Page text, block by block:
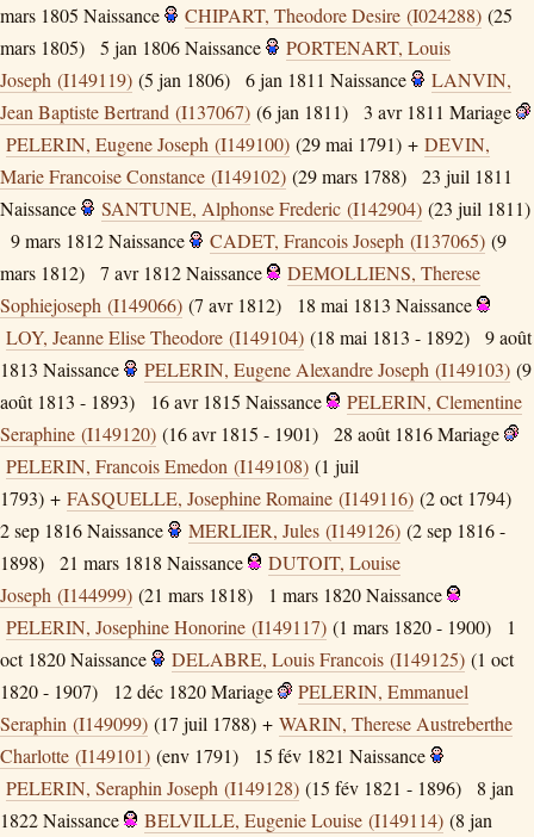
mars 1805 Naissance CHIPART, Theodore Desire (I024288) (25
mars 1805)
5 jan 1806Naissance
PORTENART, Louis
Joseph (I149119) (5 jan 1806) 6 jan 1811 Naissance
LANVIN,
Jean Baptiste Bertrand (I137067) (6 jan 1811) 3 avr 1811 Mariage
PELERIN, Eugene Joseph (I149100) (29 mai 1791) + DEVIN,
Marie Francoise Constance (I149102) (29 mars 1788)
23 juil 1811
Naissance
SANTUNE, Alphonse Frederic (I142904) (23 juil 1811)
9 mars 1812Naissance CADET, Francois Joseph (I137065) (9
mars 1812)
7 avr 1812Naissance
DEMOLLIENS, Therese
Sophiejoseph (I149066) (7 avr 1812) 18 mai 1813 Naissance
LOY, Jeanne Elise Theodore (I149104) (18 mai 1813 - 1892)
9 août
1813 Naissance PELERIN, Eugene Alexandre Joseph (I149103) (9
août 1813 - 1893)
16 avr 1815 Naissance
PELERIN, Clementine
Seraphine (I149120) (16 avr 1815 - 1901) 28 août 1816Mariage
PELERIN, Francois Emedon (I149108) (1 juil
1793) + FASQUELLE, Josephine Romaine (I149116) (2 oct 1794)
2 sep 1816Naissance MERLIER, Jules (I149126) (2 sep 1816 -
1898)
21 mars 1818 Naissance
DUTOIT, Louise
Joseph (I144999) (21 mars 1818) 1 mars 1820Naissance
PELERIN, Josephine Honorine (I149117) (1 mars 1820 - 1900)
1
oct 1820Naissance DELABRE, Louis Francois (I149125) (1 oct
1820 - 1907)
12 déc 1820Mariage
PELERIN, Emmanuel
Seraphin (I149099) (17 juil 1788) + WARIN, Therese Austreberthe
Charlotte (I149101) (env 1791) 15 fév 1821 Naissance
PELERIN, Seraphin Joseph (I149128) (15 fév 1821 - 1896)
8 jan
1822Naissance BELVILLE, Eugenie Louise (I149114) (8 jan